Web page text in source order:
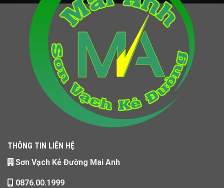
THÔNG TIN LIÊN HỆ
Sơn Vạch Kẻ Đường Mai Anh
0876.00.1999